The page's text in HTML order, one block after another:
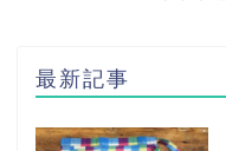
最新記事